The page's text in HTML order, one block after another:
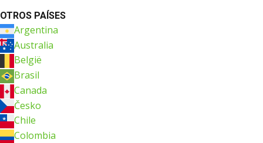
OTROS PAÍSES
Argentina
Australia
België
Brasil
Canada
Česko
Chile
Colombia